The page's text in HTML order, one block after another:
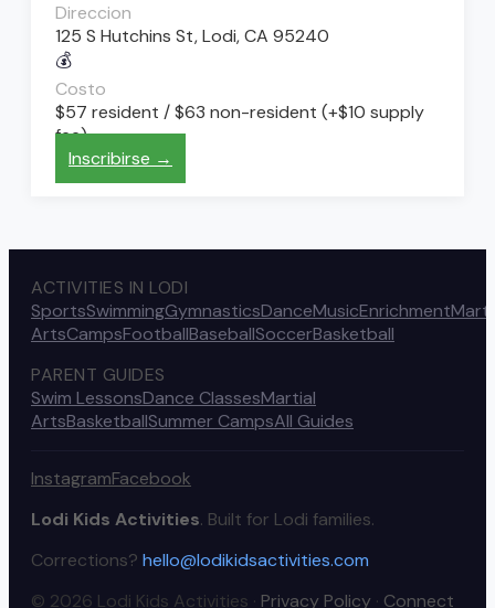
Direccion
125 S Hutchins St, Lodi, CA 95240
💰
Costo
$57 resident / $63 non-resident (+$10 supply
fee)
Inscribirse →
ACTIVITIES IN LODI
SportsSwimmingGymnasticsDanceMusicEnrichment
ArtsCampsFootballBaseballSoccerBasketball
PARENT GUIDES
Swim LessonsDance ClassesMartial
ArtsBasketballSummer CampsAll Guides
InstagramFacebook
Lodi Kids Activities. Built for Lodi families.
Corrections? hello@lodikidsactivities.com
© 2026 Lodi Kids Activities · Privacy Policy · Connect